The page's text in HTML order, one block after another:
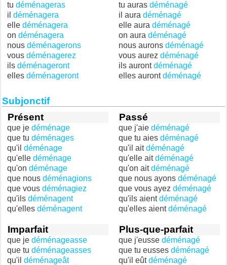
tu déménageras
il déménagera
elle déménagera
on déménagera
nous déménagerons
vous déménagerez
ils déménageront
elles déménageront
tu auras déménagé
il aura déménagé
elle aura déménagé
on aura déménagé
nous aurons déménagé
vous aurez déménagé
ils aurontdéménagé
elles aurontdéménagé
Subjonctif
Présent
que je déménage
que tu déménages
qu'il déménage
qu'elle déménage
qu'on déménage
que nous déménagions
que vous déménagiez
qu'ils déménagent
qu'elles déménagent
Passé
que j'aie déménagé
que tu aies déménagé
qu'il aitdéménagé
qu'elle aitdéménagé
qu'on aitdéménagé
que nous ayons déménagé
que vous ayez déménagé
qu'ils aientdéménagé
qu'elles aientdéménagé
Imparfait
que je déménageasse
que tu déménageasses
qu'il déménageât
Plus-que-parfait
que j'eusse déménagé
que tu eusses déménagé
qu'il eûtdéménagé